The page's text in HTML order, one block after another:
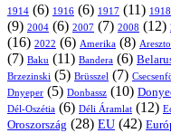
1914 (6) 1916 (6) 1917 (11) 1918
(9) 2004 (6) 2007 (7) 2008 (12)
(16) 2022 (6) Amerika (8)
(7) Baku (11) Bandera (6)
Brzezinski (5) Brüsszel (7)
Dnyeper (5) Donbassz (10)
Dél-Oszétia (6) Déli Áramlat (12)
Oroszország (28) EU (42)